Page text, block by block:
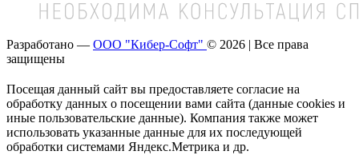
Разработано — ООО "Кибер-Софт" © 2026 | Все права
защищены
Посещая данный сайт вы предоставляете согласие на
обработку данных о посещении вами сайта (данные cookies и
иные пользовательские данные). Компания также может
использовать указанные данные для их последующей
обработки системами Яндекс.Метрика и др.